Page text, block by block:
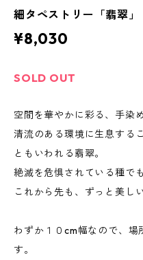
細タペストリー「翡翠」
¥8,030
SOLD OUT
空間を華やかに彩る、手染
清流のある環境に生息する
ともいわれる翡翠。
絶滅を危惧されている種で
これから先も、ずっと美し
わずか１０cm幅なので、場
す。